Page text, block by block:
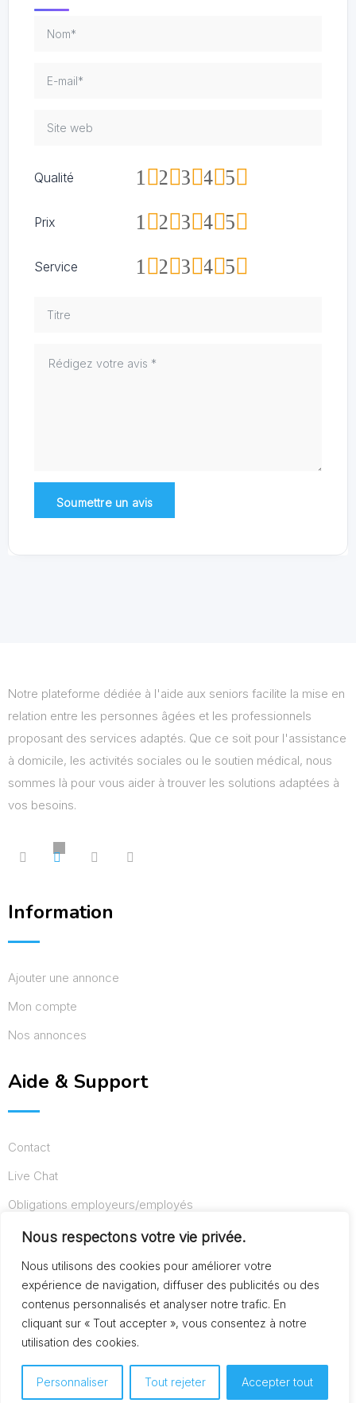
Nous respectons votre vie privée.
Nous utilisons des cookies pour améliorer votre
expérience de navigation, diffuser des publicités ou des
contenus personnalisés et analyser notre trafic. En
cliquant sur « Tout accepter », vous consentez à notre
utilisation des cookies.
Personnaliser Tout rejeter Accepter tout
Qualité 5
4
3
2
1
Prix 5
4
3
2
1
Service 5
4
3
2
1
Notre plateforme dédiée à l'aide aux seniors facilite la mise en
relation entre les personnes âgées et les professionnels
proposant des services adaptés. Que ce soit pour l'assistance
à domicile, les activités sociales ou le soutien médical, nous
sommes là pour vous aider à trouver les solutions adaptées à
vos besoins.
Information
Ajouter une annonce
Mon compte
Nos annonces
Aide & Support
Contact
Live Chat
Obligations employeurs/employés
Conditions d’utilisation
Mentions légales
© Copyright AideAuxSeniors.fr 2024. Designed and
Developed by